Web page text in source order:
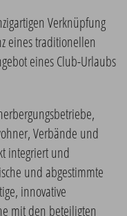
Verknüpfung
eines traditionellen
eines Club-Urlaubs
Verbände und
integriert und
und abgestimmte
innovative
mit den beteiligten